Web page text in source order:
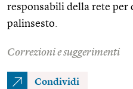
responsabili della rete per
palinsesto.
Correzioni e suggerimenti
Condividi